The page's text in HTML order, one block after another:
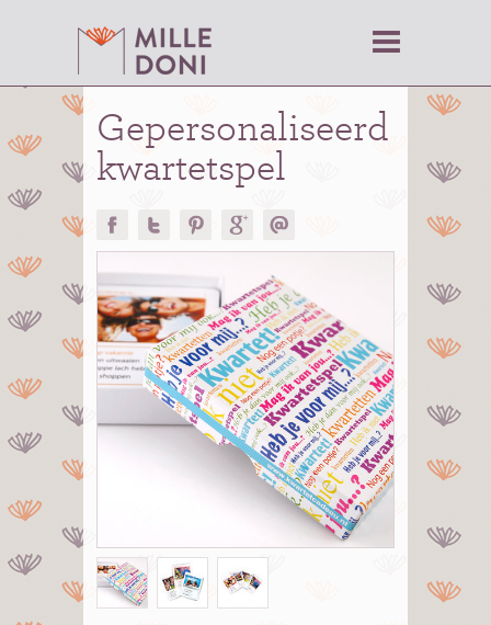
Gepersonaliseerd
kwartetspel